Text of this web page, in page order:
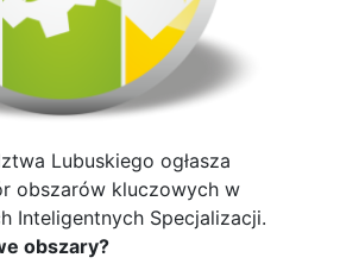
Lubuskiego ogłasza
obszarów kluczowych w
Inteligentnych Specjalizacji.
obszary?